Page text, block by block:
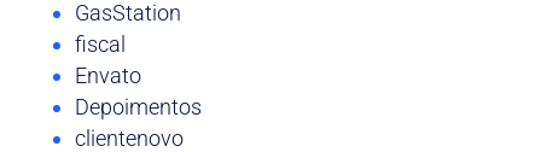
GasStation
fiscal
Envato
Depoimentos
clientenovo